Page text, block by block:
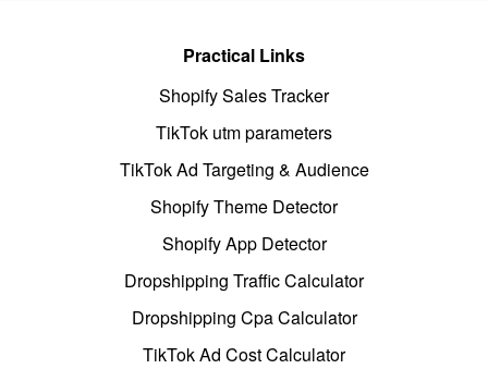
Practical Links
Shopify Sales Tracker
TikTok utm parameters
TikTok Ad Targeting & Audience
Shopify Theme Detector
Shopify App Detector
Dropshipping Traffic Calculator
Dropshipping Cpa Calculator
TikTok Ad Cost Calculator